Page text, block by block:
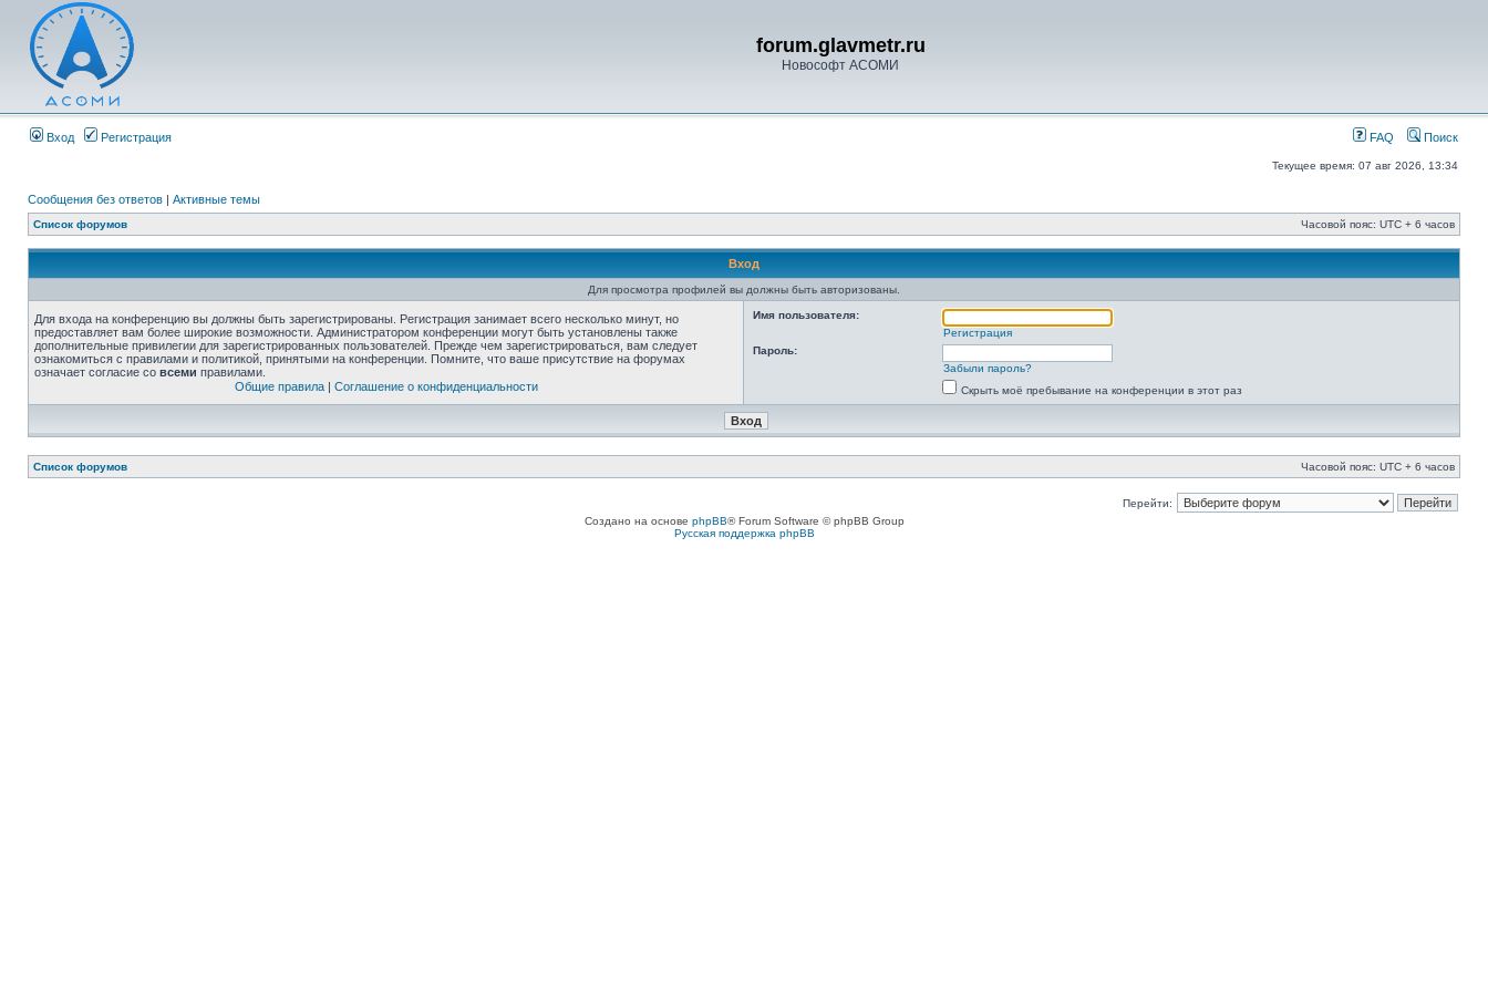
forum.glavmetr.ru
Новософт АСОМИ
Вход Регистрация FAQ Поиск
Текущее время: 07 авг 2026, 13:34
Сообщения без ответов | Активные темы
Список форумов Часовой пояс: UTC + 6 часов
Вход
Для просмотра профилей вы должны быть авторизованы.
Для входа на конференцию вы должны быть зарегистрированы. Регистрация занимает всего несколько минут, но
предоставляет вам более широкие возможности. Администратором конференции могут быть установлены также
дополнительные привилегии для зарегистрированных пользователей. Прежде чем зарегистрироваться, вам следует
ознакомиться с правилами и политикой, принятыми на конференции. Помните, что ваше присутствие на форумах
означает согласие со всеми правилами.
Общие правила| Соглашение о конфиденциальности
Имя пользователя:
Регистрация
Пароль:
Забыли пароль?
Скрыть моё пребывание на конференции в этот раз
Список форумов Часовой пояс: UTC + 6 часов
Перейти:
Создано на основе phpBB® Forum Software © phpBB Group
Русская поддержка phpBB